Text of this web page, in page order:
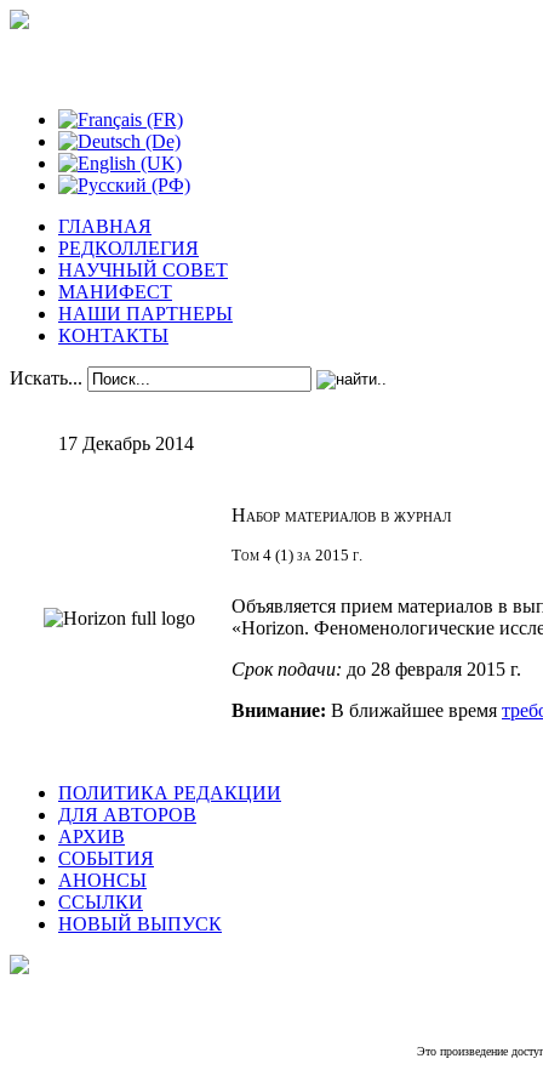
ГЛАВНАЯ
РЕДКОЛЛЕГИЯ
НАУЧНЫЙ СОВЕТ
МАНИФЕСТ
НАШИ ПАРТНЕРЫ
КОНТАКТЫ
Искать...
17 Декабрь 2014
Набор материалов в журнал
Том 4 (1) за 2015 г.
Объявляется прием материалов в
«Horizon. Феноменологические
Срок подачи: до 28 февраля 2015 г.
Внимание: В ближайшее время
ПОЛИТИКА РЕДАКЦИИ
ДЛЯ АВТОРОВ
АРХИВ
СОБЫТИЯ
АНОНСЫ
ССЫЛКИ
НОВЫЙ ВЫПУСК
Это произведение